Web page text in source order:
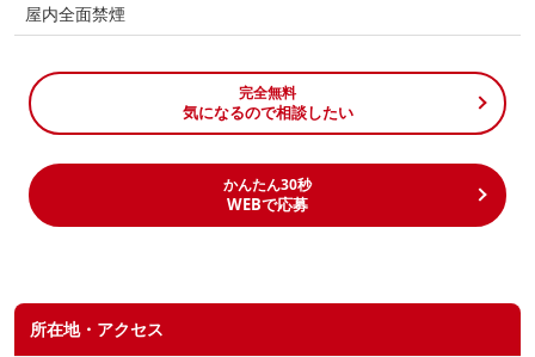
屋内全面禁煙
完全無料
気になるので相談したい
かんたん30秒
WEBで応募
所在地・アクセス